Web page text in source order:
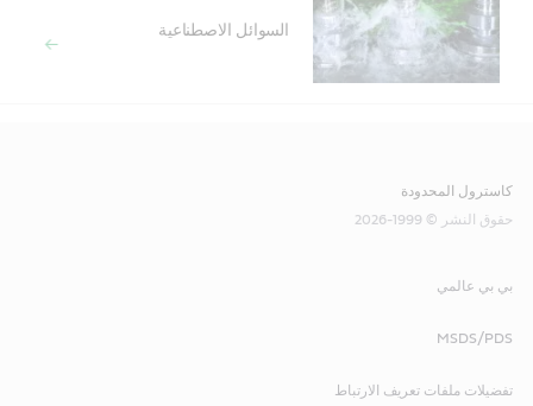
السوائل الاصطناعية
كاسترول المحدودة
حقوق النشر © 1999-2026
بي بي عالمي
MSDS/PDS
تفضيلات ملفات تعريف الارتباط